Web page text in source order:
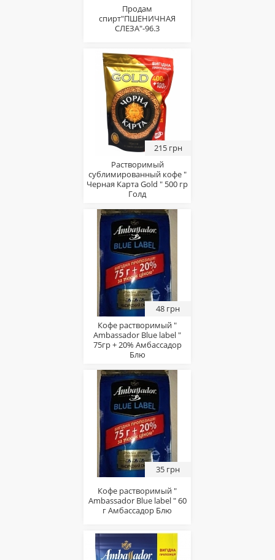
Продам
спирт"ПШЕНИЧНАЯ
СЛЕЗА"-96.3
215 грн
Растворимый
сублимированный кофе "
Черная Карта Gold " 500 гр
Голд
48 грн
Кофе растворимый "
Ambassador Blue label "
75гр + 20% Амбассадор
Блю
35 грн
Кофе растворимый "
Ambassador Blue label " 60
г Амбассадор Блю